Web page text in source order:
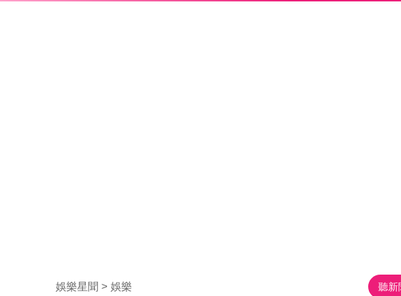
娛樂星聞 娛樂 聽新